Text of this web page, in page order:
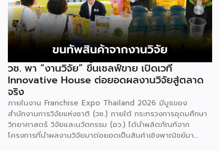
วช. พา “งานวิจัย” ขึ้นเชลฟ์ขาย เปิดเวที
Innovative House ต่อยอดผลงานวิจัยสู่ตลาด
จริง
ภายในงาน Franchise Expo Thailand 2026 มีบูธของ
สำนักงานการวิจัยแห่งชาติ (วช.) ภายใต้ กระทรวงการอุดมศึกษา
วิทยาศาสตร์ วิจัยและนวัตกรรม (อว.) ได้นำผลิตภัณฑ์จาก
โครงการที่นำผลงานวิจัยมาต่อยอดเป็นสินค้าเชิงพาณิชย์มา